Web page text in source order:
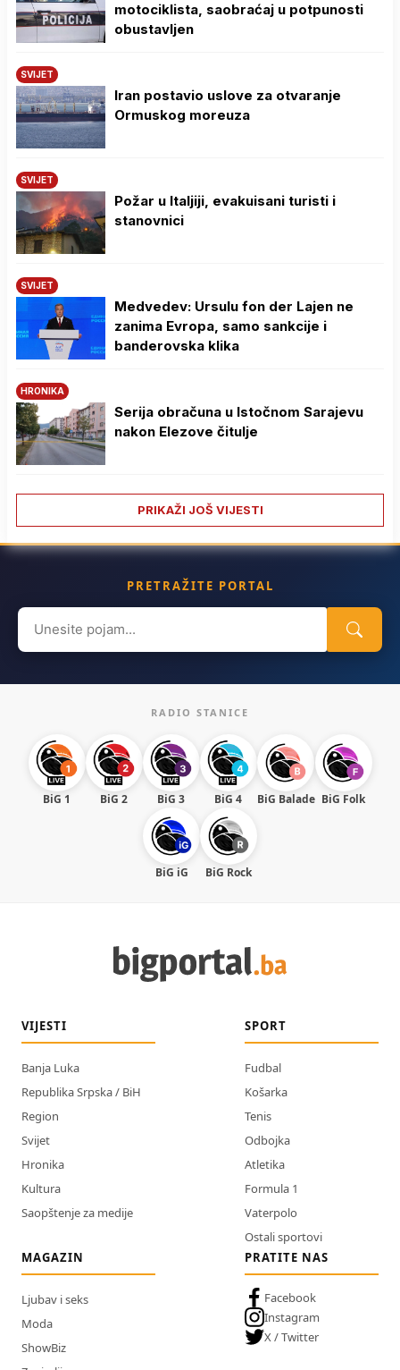
motociklista, saobraćaj u potpunosti
obustavljen
SVIJET
Iran postavio uslove za otvaranje
Ormuskog moreuza
SVIJET
Požar u Italjiji, evakuisani turisti i
stanovnici
SVIJET
Medvedev: Ursulu fon der Lajen ne
zanima Evropa, samo sankcije i
banderovska klika
HRONIKA
Serija obračuna u Istočnom Sarajevu
nakon Elezove čitulje
PRIKAŽI JOŠ VIJESTI
PRETRAŽITE PORTAL
Search
for:
RADIO STANICE
BiG 1 BiG 2 BiG 3 BiG 4 BiG Balade BiG Folk
BiG iG BiG Rock
VIJESTI
Banja Luka
Republika Srpska / BiH
Region
Svijet
Hronika
Kultura
Saopštenje za medije
SPORT
Fudbal
Košarka
Tenis
Odbojka
Atletika
Formula 1
Vaterpolo
Ostali sportovi
MAGAZIN
Ljubav i seks
Moda
ShowBiz
PRATITE NAS
Facebook
Instagram
X / Twitter